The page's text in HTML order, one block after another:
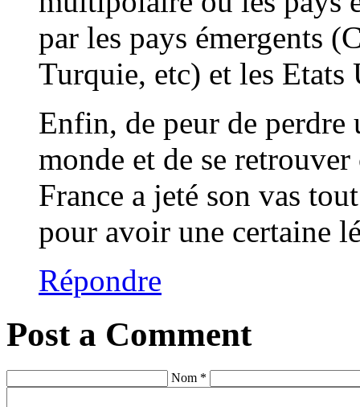
par les pays émergents
Turquie, etc) et les Etats
Enfin, de peur de perdre
monde et de se
France a jeté son vas
pour avoir une certaine
Répondre
Post a Comment
Nom *